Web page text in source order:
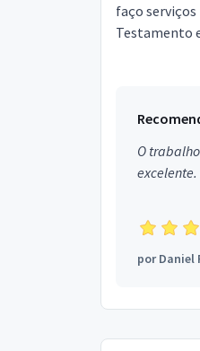
faço serviços
Testamento
O
porDaniel